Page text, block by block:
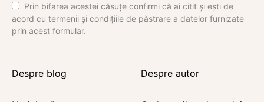
Prin bifarea acestei căsuțe confirmi că ai citit și ești de
acord cu termenii și condițiile de păstrare a datelor furnizate
prin acest formular.
Despre blog Despre autor